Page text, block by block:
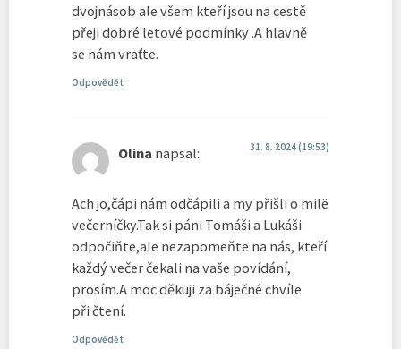
dvojnásob ale všem kteří jsou na cestě
přeji dobré letové podmínky .A hlavně
se nám vraťte.
Odpovědět
Olina napsal: 31. 8. 2024 (19:53)
Ach jo,čápi nám odčápili a my přišli o milë
večerníčky.Tak si páni Tomáši a Lukáši
odpočiňte,ale nezapomeňte na nás, kteří
každý večer čekali na vaše povídání,
prosím.A moc děkuji za báječné chvíle
při čtení.
Odpovědět